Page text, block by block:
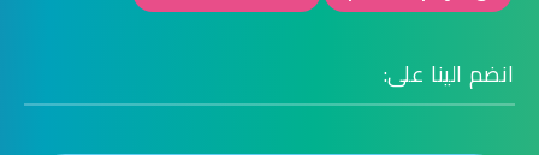
انضم الينا على: